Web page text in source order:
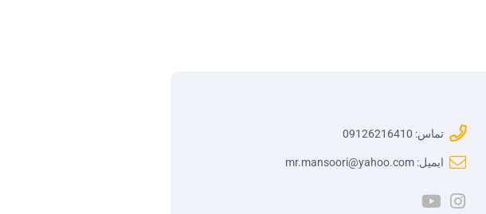
تماس: 09126216410
ایمیل: mr.mansoori@yahoo.com